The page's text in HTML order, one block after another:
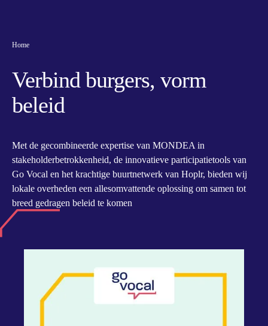
Home
Verbind burgers, vorm
beleid
Met de gecombineerde expertise van MONDEA in
stakeholderbetrokkenheid, de innovatieve participatietools van
Go Vocal en het krachtige buurtnetwerk van Hoplr, bieden wij
lokale overheden een allesomvattende oplossing om samen tot
breed gedragen beleid te komen